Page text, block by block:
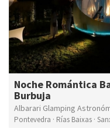
Noche Romántica
Burbuja
Albarari Glamping
Pontevedra · Rías Baixas ·